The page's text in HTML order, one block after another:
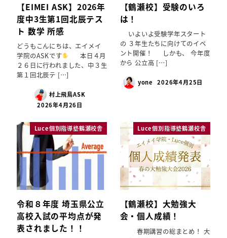
【EIMEI ASK】2026年
度中3生第1回北辰テス
ト 数学 所感
どうもこんにちは、エイメイ
学院のASKです
本日４月
２６日に行われました、中３生
第１回北辰テ […]
村上飛鳥ASK
2026年4月26日
【鶴瀬校】受験のいろ
は！
いよいよ受験学年スタート
の ３年生たちに向けてのイベ
ント開催！ しかも、 今年度
から 公立高 […]
yone 2026年4月25日
Luce個別指導塾鶴瀬校舎
令和８年度 埼玉県公立
高校入試の平均点が発
表されました！！
Luce個別指導塾鶴瀬校舎
【鶴瀬校】大勉強大
会・個人成績！
春期講習の総まとめ！ 大